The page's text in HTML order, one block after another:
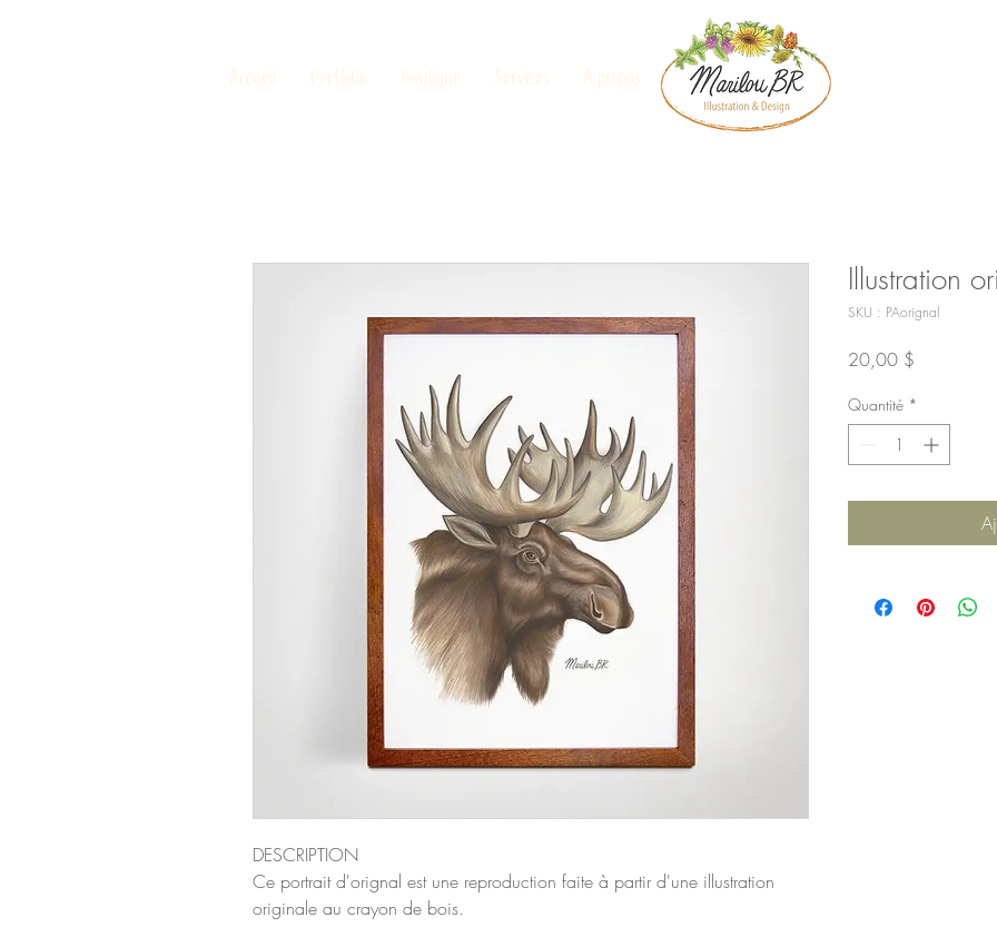
Accueil Portfolio Boutique Services À propos
DESCRIPTION
Ce portrait d'orignal est une reproduction faite à partir d'une illustration
originale au crayon de bois.
Illustration
SKU : PAorignal
20,00 $
Quantité *